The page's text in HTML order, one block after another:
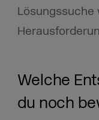
Lösungssuche
Welche
du noch